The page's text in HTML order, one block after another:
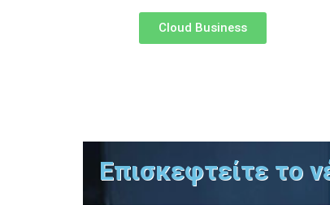
Cloud Business
Επισκεφτείτε το